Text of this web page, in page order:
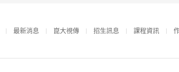
最新消息 崑大視傳 招生訊息 課程資訊